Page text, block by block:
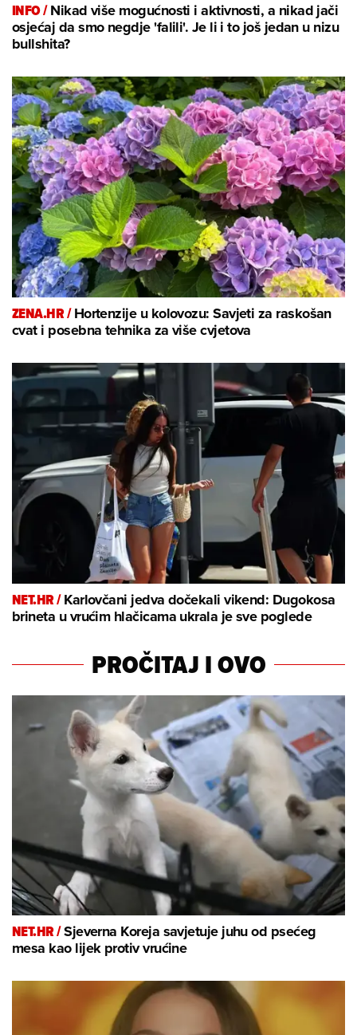
INFO /Nikad više mogućnosti i aktivnosti, a nikad jači
osjećaj da smo negdje 'falili'. Je li i to još jedan u nizu
bullshita?
ZENA.HR /Hortenzije u kolovozu: Savjeti za raskošan
cvat i posebna tehnika za više cvjetova
NET.HR /Karlovčani jedva dočekali vikend: Dugokosa
brineta u vrućim hlačicama ukrala je sve poglede
PROČITAJ I OVO
NET.HR /Sjeverna Koreja savjetuje juhu od psećeg
mesa kao lijek protiv vrućine